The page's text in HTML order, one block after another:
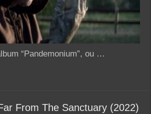
“Pandemonium”, ou …
From The Sanctuary (2022)